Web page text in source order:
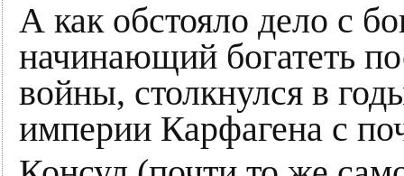
А как обстояло дело с
начинающий богатеть
войны, столкнулся в
империи Карфагена с